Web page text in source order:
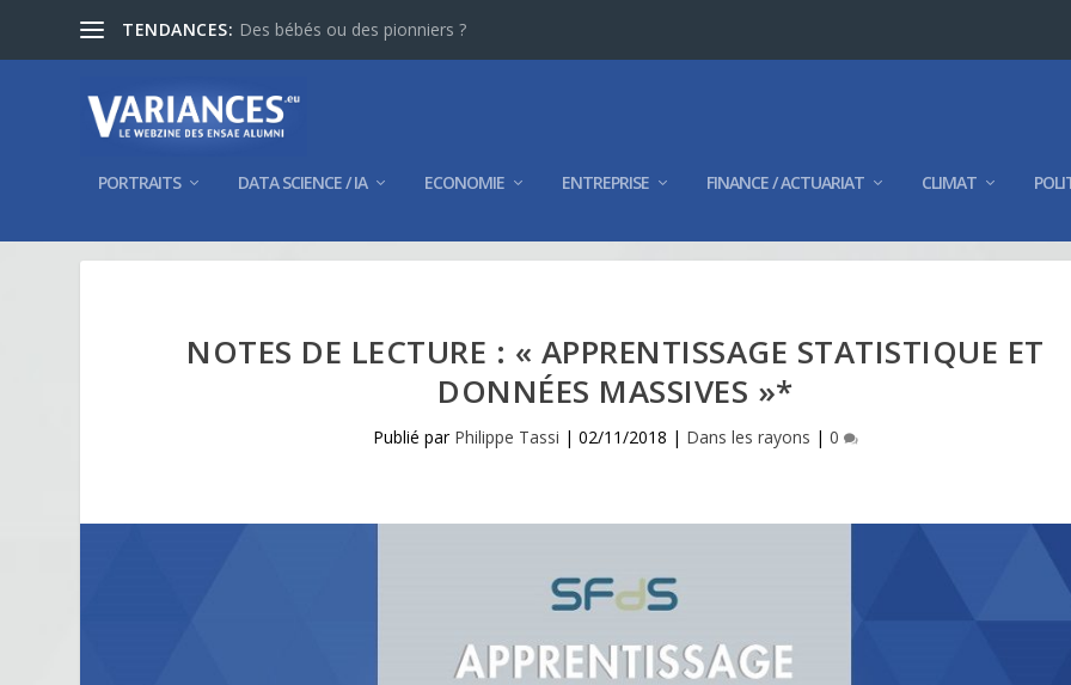
TENDANCES: Des bébés ou des pionniers ?
PORTRAITS DATA SCIENCE / IA ECONOMIE ENTREPRISE FINANCE / ACTUARIAT CLIMAT
NOTES DE LECTURE : « APPRENTISSAGE STATISTIQUE ET
DONNÉES MASSIVES »*
Publié par Philippe Tassi | 02/11/2018 | Dans les rayons | 0